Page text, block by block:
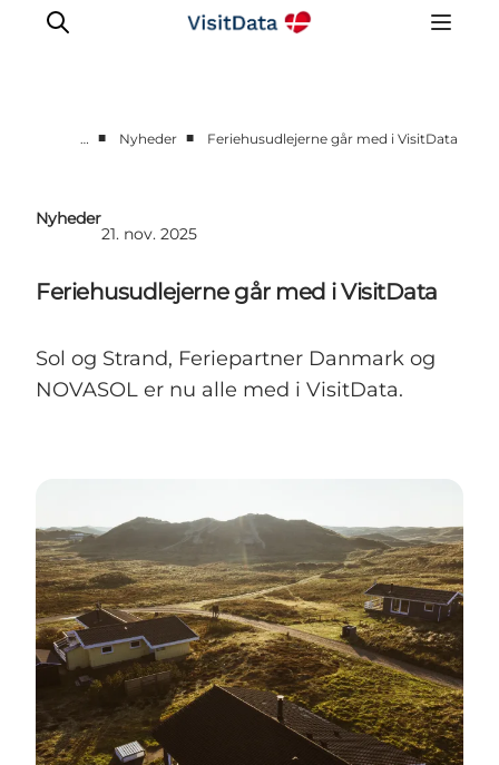
Kom på VisitData
… ■ Nyheder ■ Feriehusudlejerne går med i VisitData
Nyheder
21. nov. 2025
Feriehusudlejerne går med i VisitData
Sol og Strand, Feriepartner Danmark og
NOVASOL er nu alle med i VisitData.